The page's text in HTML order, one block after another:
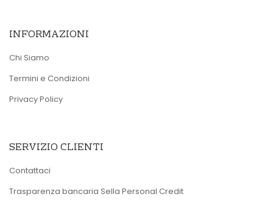
INFORMAZIONI
Chi Siamo
Termini e Condizioni
Privacy Policy
SERVIZIO CLIENTI
Contattaci
Trasparenza bancaria Sella Personal Credit